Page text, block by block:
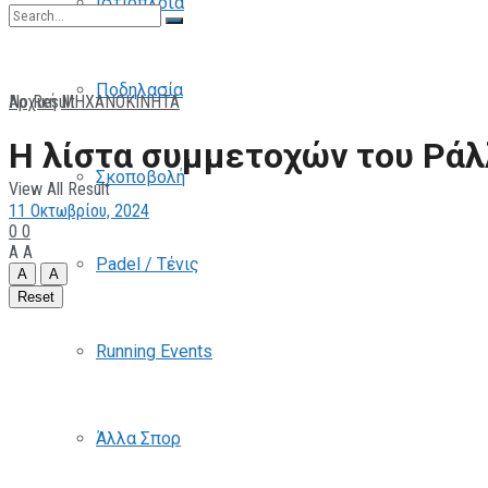
Ποδηλασία
Σκοποβολή
Padel / Τένις
Running Events
Άλλα Σπορ
No Result
View All Result
Αρχική ΜΗΧΑΝΟΚΙΝΗΤΑ
Η λίστα συμμετοχών του
11 Οκτωβρίου, 2024
0 0
A A
A
A
Reset